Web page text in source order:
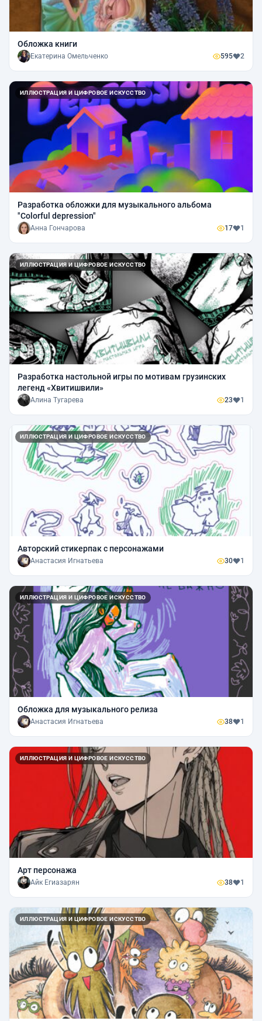
Обложка книги
Екатерина Омельченко 595 2
ИЛЛЮСТРАЦИЯ И ЦИФРОВОЕ ИСКУССТВО
Разработка обложки для музыкального альбома
"Colorful depression"
Анна Гончарова 17 1
ИЛЛЮСТРАЦИЯ И ЦИФРОВОЕ ИСКУССТВО
Разработка настольной игры по мотивам грузинских
легенд «Хвитишвили»
Алина Тугарева 23 1
ИЛЛЮСТРАЦИЯ И ЦИФРОВОЕ ИСКУССТВО
Авторский стикерпак с персонажами
Анастасия Игнатьева 30 1
ИЛЛЮСТРАЦИЯ И ЦИФРОВОЕ ИСКУССТВО
Обложка для музыкального релиза
Анастасия Игнатьева 38 1
ИЛЛЮСТРАЦИЯ И ЦИФРОВОЕ ИСКУССТВО
Арт персонажа
Айк Егиазарян 38 1
ИЛЛЮСТРАЦИЯ И ЦИФРОВОЕ ИСКУССТВО